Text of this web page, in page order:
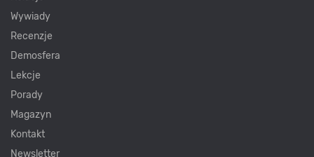
Wywiady
Recenzje
Demosfera
Lekcje
Porady
Magazyn
Kontakt
Newsletter